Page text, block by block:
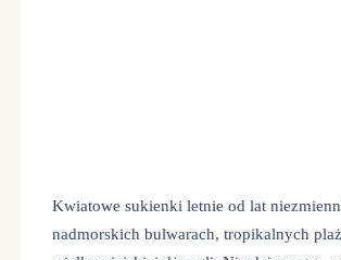
Kwiatowe sukienki letnie od lat
nadmorskich bulwarach, tropikalnych